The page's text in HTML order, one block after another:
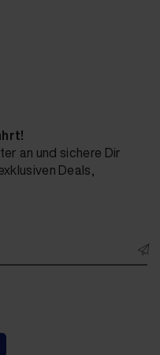
an und sichere Dir
Deals,